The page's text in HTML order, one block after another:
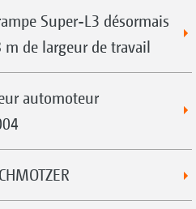
Super-L3 désormais
m de largeur de travail
automoteur